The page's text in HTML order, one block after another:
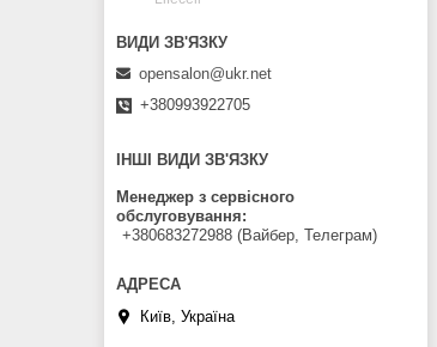
opensalon@ukr.net
+380993922705
ІНШІ ВИДИ ЗВ'ЯЗКУ
Менеджер з сервісного
обслуговування
+380683272988 (Вайбер, Телеграм)
Київ, Україна